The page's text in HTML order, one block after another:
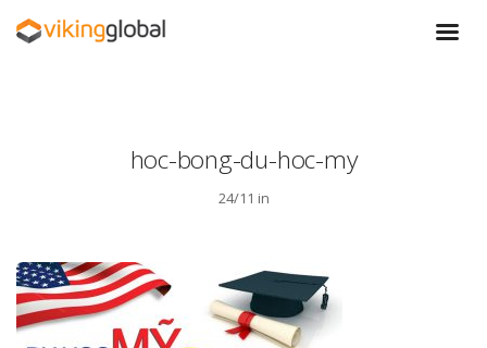
hoc-bong-du-hoc-my
24/11 in